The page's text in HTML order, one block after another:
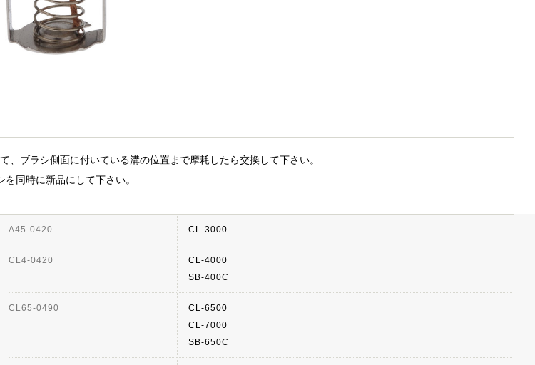
、ブラシ側面に付いている溝の位置まで摩耗したら交換して下さい。
同時に新品にして下さい。
A45-0420
CL4-0420
CL65-0490
CL-3000
CL-4000
SB-400C
CL-6500
CL-7000
SB-650C